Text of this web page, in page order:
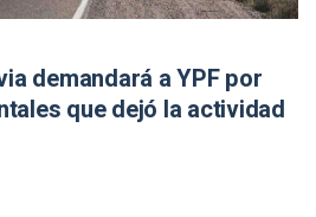
demandará a YPF por
que dejó la actividad